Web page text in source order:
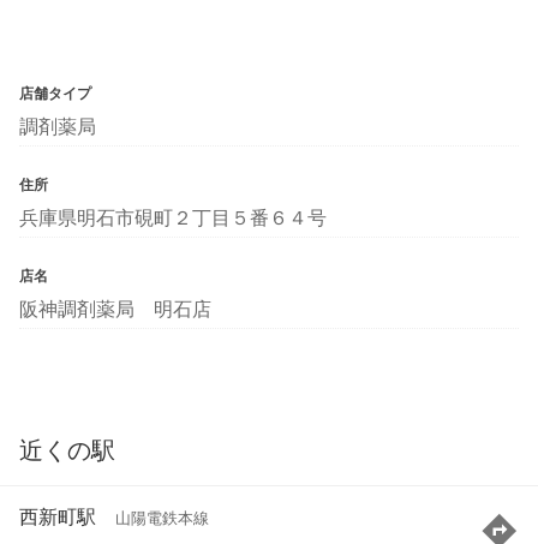
店舗タイプ
調剤薬局
住所
兵庫県明石市硯町２丁目５番６４号
店名
阪神調剤薬局 明石店
近くの駅
西新町駅 山陽電鉄本線